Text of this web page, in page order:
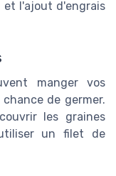
et l'ajout d'engrais
manger vos
de germer.
les graines
un filet de